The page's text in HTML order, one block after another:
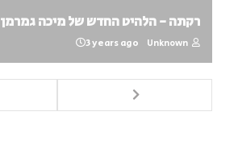
רקתה - הלהיט החדש של מיכה גמרמן
Unknown
3 years ago